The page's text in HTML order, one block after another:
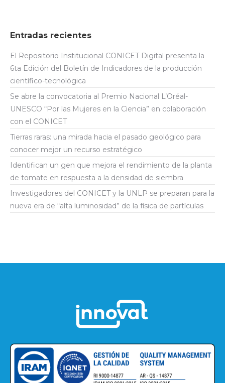
Entradas recientes
El Repositorio Institucional CONICET Digital presenta la
6ta Edición del Boletín de Indicadores de la producción
científico-tecnológica
Se abre la convocatoria al Premio Nacional L’Oréal-
UNESCO “Por las Mujeres en la Ciencia” en colaboración
con el CONICET
Tierras raras: una mirada hacia el pasado geológico para
conocer mejor un recurso estratégico
Identifican un gen que mejora el rendimiento de la planta
de tomate en respuesta a la densidad de siembra
Investigadores del CONICET y la UNLP se preparan para la
nueva era de “alta luminosidad” de la física de partículas